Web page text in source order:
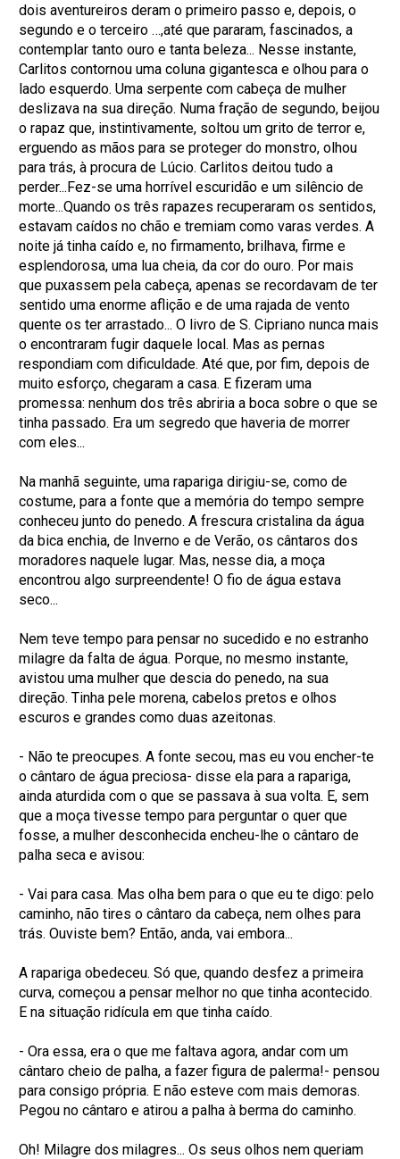
dois aventureiros deram o primeiro passo e, depois, o
segundo e o terceiro …,até que pararam, fascinados, a
contemplar tanto ouro e tanta beleza... Nesse instante,
Carlitos contornou uma coluna gigantesca e olhou para o
lado esquerdo. Uma serpente com cabeça de mulher
deslizava na sua direção. Numa fração de segundo, beijou
o rapaz que, instintivamente, soltou um grito de terror e,
erguendo as mãos para se proteger do monstro, olhou
para trás, à procura de Lúcio. Carlitos deitou tudo a
perder...Fez-se uma horrível escuridão e um silêncio de
morte...Quando os três rapazes recuperaram os sentidos,
estavam caídos no chão e tremiam como varas verdes. A
noite já tinha caído e, no firmamento, brilhava, firme e
esplendorosa, uma lua cheia, da cor do ouro. Por mais
que puxassem pela cabeça, apenas se recordavam de ter
sentido uma enorme aflição e de uma rajada de vento
quente os ter arrastado... O livro de S. Cipriano nunca mais
o encontraram fugir daquele local. Mas as pernas
respondiam com dificuldade. Até que, por fim, depois de
muito esforço, chegaram a casa. E fizeram uma
promessa: nenhum dos três abriria a boca sobre o que se
tinha passado. Era um segredo que haveria de morrer
com eles...
Na manhã seguinte, uma rapariga dirigiu-se, como de
costume, para a fonte que a memória do tempo sempre
conheceu junto do penedo. A frescura cristalina da água
da bica enchia, de Inverno e de Verão, os cântaros dos
moradores naquele lugar. Mas, nesse dia, a moça
encontrou algo surpreendente! O fio de água estava
seco...
Nem teve tempo para pensar no sucedido e no estranho
milagre da falta de água. Porque, no mesmo instante,
avistou uma mulher que descia do penedo, na sua
direção. Tinha pele morena, cabelos pretos e olhos
escuros e grandes como duas azeitonas.
- Não te preocupes. A fonte secou, mas eu vou encher-te
o cântaro de água preciosa- disse ela para a rapariga,
ainda aturdida com o que se passava à sua volta. E, sem
que a moça tivesse tempo para perguntar o quer que
fosse, a mulher desconhecida encheu-lhe o cântaro de
palha seca e avisou:
- Vai para casa. Mas olha bem para o que eu te digo: pelo
caminho, não tires o cântaro da cabeça, nem olhes para
trás. Ouviste bem? Então, anda, vai embora...
A rapariga obedeceu. Só que, quando desfez a primeira
curva, começou a pensar melhor no que tinha acontecido.
E na situação ridícula em que tinha caído.
- Ora essa, era o que me faltava agora, andar com um
cântaro cheio de palha, a fazer figura de palerma!- pensou
para consigo própria. E não esteve com mais demoras.
Pegou no cântaro e atirou a palha à berma do caminho.
Oh! Milagre dos milagres... Os seus olhos nem queriam